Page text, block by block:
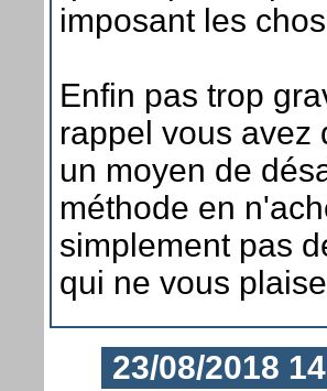
imposant les
Enfin pas trop
rappel vous avez
un moyen de
méthode en
simplement pas
qui ne vous
23/08/2018